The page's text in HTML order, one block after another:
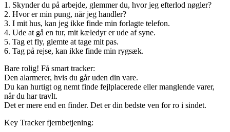
1. Skynder du på arbejde, glemmer du, hvor jeg efterlod nøgler?
2. Hvor er min pung, når jeg handler?
3. I mit hus, kan jeg ikke finde min forlagte telefon.
4. Ude at gå en tur, mit kæledyr er ude af syne.
5. Tag et fly, glemte at tage mit pas.
6. Tag på rejse, kan ikke finde min rygsæk.
Bare rolig! Få smart tracker:
Den alarmerer, hvis du går uden din vare.
Du kan hurtigt og nemt finde fejlplacerede eller manglende varer,
når du har travlt.
Det er mere end en finder. Det er din bedste ven for ro i sindet.
Key Tracker fjernbetjening: